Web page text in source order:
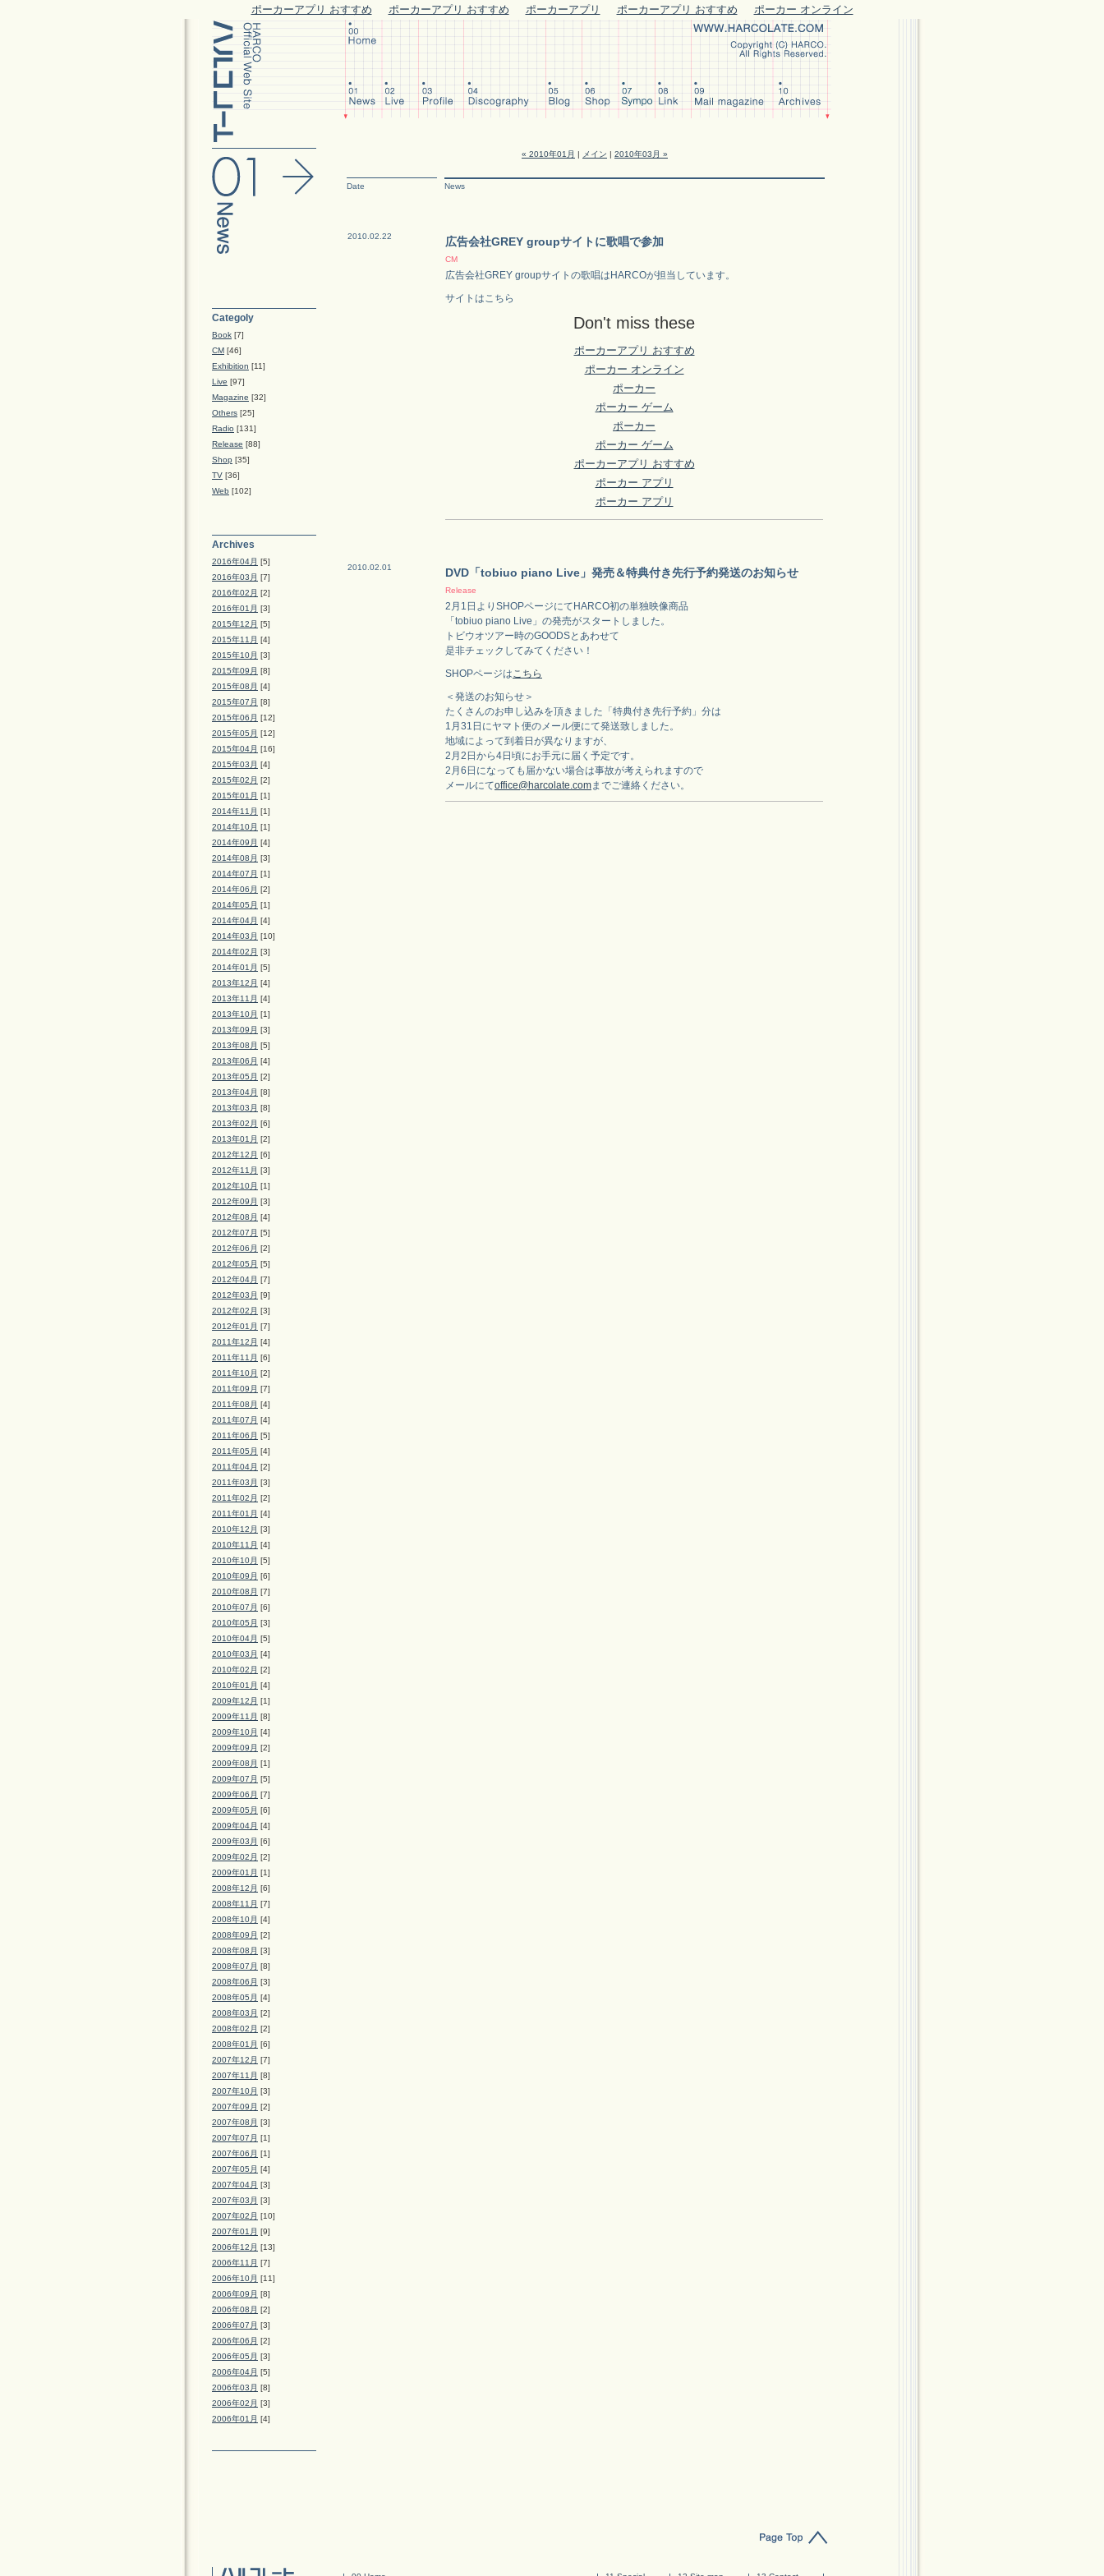
ポーカーアプリ おすすめ ポーカーアプリ おすすめ ポーカーアプリ ポーカーアプリ おすすめ ポーカー オンライン
Categoly
Book [7]
CM [46]
Exhibition [11]
Live [97]
Magazine [32]
Others [25]
Radio [131]
Release [88]
Shop [35]
TV [36]
Web [102]
Archives
2016年04月 [5]
2016年03月 [7]
2016年02月 [2]
2016年01月 [3]
2015年12月 [5]
2015年11月 [4]
2015年10月 [3]
2015年09月 [8]
2015年08月 [4]
2015年07月 [8]
2015年06月 [12]
2015年05月 [12]
2015年04月 [16]
2015年03月 [4]
2015年02月 [2]
2015年01月 [1]
2014年11月 [1]
2014年10月 [1]
2014年09月 [4]
2014年08月 [3]
2014年07月 [1]
2014年06月 [2]
2014年05月 [1]
2014年04月 [4]
2014年03月 [10]
2014年02月 [3]
2014年01月 [5]
2013年12月 [4]
2013年11月 [4]
2013年10月 [1]
2013年09月 [3]
2013年08月 [5]
2013年06月 [4]
2013年05月 [2]
2013年04月 [8]
2013年03月 [8]
2013年02月 [6]
2013年01月 [2]
2012年12月 [6]
2012年11月 [3]
2012年10月 [1]
2012年09月 [3]
2012年08月 [4]
2012年07月 [5]
2012年06月 [2]
2012年05月 [5]
2012年04月 [7]
2012年03月 [9]
2012年02月 [3]
2012年01月 [7]
2011年12月 [4]
2011年11月 [6]
2011年10月 [2]
2011年09月 [7]
2011年08月 [4]
2011年07月 [4]
2011年06月 [5]
2011年05月 [4]
2011年04月 [2]
2011年03月 [3]
2011年02月 [2]
2011年01月 [4]
2010年12月 [3]
2010年11月 [4]
2010年10月 [5]
2010年09月 [6]
2010年08月 [7]
2010年07月 [6]
2010年05月 [3]
2010年04月 [5]
2010年03月 [4]
2010年02月 [2]
2010年01月 [4]
2009年12月 [1]
2009年11月 [8]
2009年10月 [4]
2009年09月 [2]
2009年08月 [1]
2009年07月 [5]
2009年06月 [7]
2009年05月 [6]
2009年04月 [4]
2009年03月 [6]
2009年02月 [2]
2009年01月 [1]
2008年12月 [6]
2008年11月 [7]
2008年10月 [4]
2008年09月 [2]
2008年08月 [3]
2008年07月 [8]
2008年06月 [3]
2008年05月 [4]
2008年03月 [2]
2008年02月 [2]
2008年01月 [6]
2007年12月 [7]
2007年11月 [8]
2007年10月 [3]
2007年09月 [2]
2007年08月 [3]
2007年07月 [1]
2007年06月 [1]
2007年05月 [4]
2007年04月 [3]
2007年03月 [3]
2007年02月 [10]
2007年01月 [9]
2006年12月 [13]
2006年11月 [7]
2006年10月 [11]
2006年09月 [8]
2006年08月 [2]
2006年07月 [3]
2006年06月 [2]
2006年05月 [3]
2006年04月 [5]
2006年03月 [8]
2006年02月 [3]
2006年01月 [4]
« 2010年01月 | メイン | 2010年03月 »
Date News
2010.02.22 広告会社GREY groupサイトに歌唱で参加
CM
広告会社GREY groupサイトの歌唱はHARCOが担当しています。
サイトはこちら
Don't miss these
ポーカーアプリ おすすめ
ポーカー オンライン
ポーカー
ポーカー ゲーム
ポーカー
ポーカー ゲーム
ポーカーアプリ おすすめ
ポーカー アプリ
ポーカー アプリ
2010.02.01 DVD「tobiuo piano Live」発売＆特典付き先行予約発送のお知らせ
Release
2月1日よりSHOPページにてHARCO初の単独映像商品
「tobiuo piano Live」の発売がスタートしました。
トビウオツアー時のGOODSとあわせて
是非チェックしてみてください！
SHOPページはこちら
＜発送のお知らせ＞
たくさんのお申し込みを頂きました「特典付き先行予約」分は
1月31日にヤマト便のメール便にて発送致しました。
地域によって到着日が異なりますが、
2月2日から4日頃にお手元に届く予定です。
2月6日になっても届かない場合は事故が考えられますので
メールにてoffice@harcolate.comまでご連絡ください。